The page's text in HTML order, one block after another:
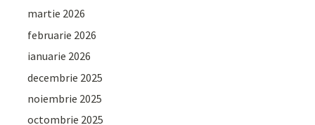
martie 2026
februarie 2026
ianuarie 2026
decembrie 2025
noiembrie 2025
octombrie 2025